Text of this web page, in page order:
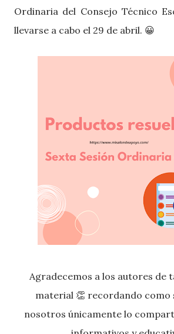
Ordinaria del Consejo Técnico
llevarse a cabo el 29 de abril. 😀
Agradecemos a los autores de tan estupendo
material 👏 recordando como
nosotros únicamente lo